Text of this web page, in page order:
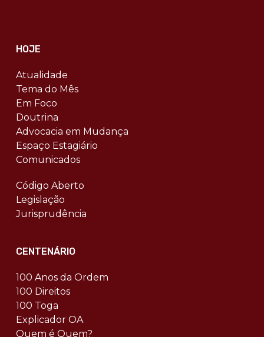
HOJE
Atualidade
Tema do Mês
Em Foco
Doutrina
Advocacia em Mudança
Espaço Estagiário
Comunicados
Código Aberto
Legislação
Jurisprudência
CENTENÁRIO
100 Anos da Ordem
100 Direitos
100 Toga
Explicador OA
Quem é Quem?